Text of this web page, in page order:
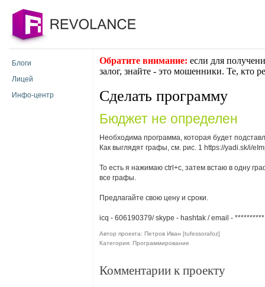
Блоги
Лицей
Инфо-центр
Обратите внимание: если для
залог, знайте - это мошенники. Те, кто
Сделать программу
Бюджет не определен
Необходима программа, которая будет
Как выглядят графы, см. рис. 1 https://yadi.sk/i/
То есть я нажимаю ctrl+c, затем встаю в одну
все графы.
Предлагайте свою цену и сроки.
icq - 606190379/ skype - hashtak / email - **********
Автор проекта: Петров Иван [tufessorafoz]
Категория: Программирование
Комментарии к проекту